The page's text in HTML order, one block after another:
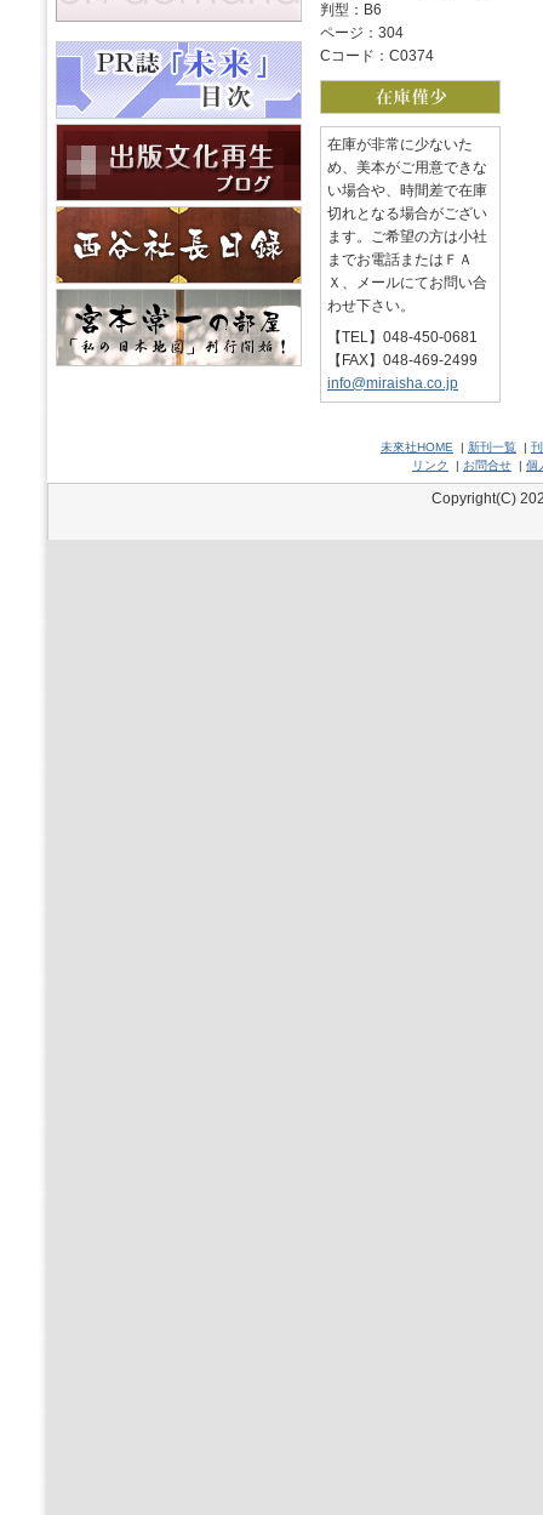
判型：B6
ページ：304
Cコード：C0374
在庫が非常に少ないた
め、美本がご用意できな
い場合や、時間差で在庫
切れとなる場合がござい
ます。ご希望の方は小社
までお電話またはＦＡ
Ｘ、メールにてお問い合
わせ下さい。
【TEL】048-450-0681
【FAX】048-469-2499
info@miraisha.co.jp
未來社HOME | 新刊一覧 |
リンク
| お問合せ | 個
Copyright(C)